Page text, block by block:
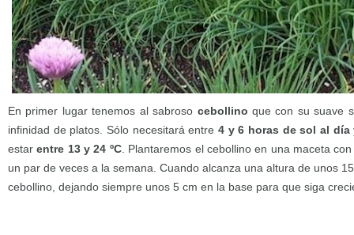
En primer lugar tenemos al sabroso cebollino que con su suave
infinidad de platos. Sólo necesitará entre 4 y 6 horas de sol al día
estarentre 13 y 24 ºC. Plantaremos el cebollino en una maceta
un par de veces a la semana. Cuando alcanza una altura de unos
cebollino, dejando siempre unos 5 cm en la base para que siga